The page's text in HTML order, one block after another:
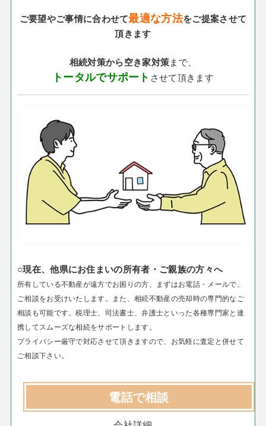
ご要望やご事情に合わせて最適な方法をご提案させて
頂きます
相続対策から空き家対策まで、
トータルでサポート させて頂きます
○現在、他県にお住まいの所有者・ご親族の方々へ
所有している不動産が遠方でお困りの方、まずはお電話・メールで、
ご相談をお受けいたします。
また、相続不動産の売却時の専門的なご
相談も可能です。税理士、司法書士、弁護士といった各種専門家と連
携してスムーズな相続をサポートします。
プライバシー厳守で対応させて頂きますので、お気軽に査定と併せて
ご相談下さい。
電話で相談